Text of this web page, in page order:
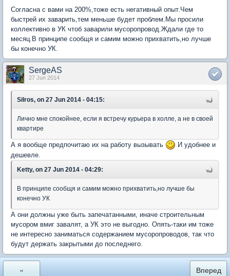
Согласна с вами на 200%,тоже есть негативный опыт.Чем
быстрей их заварить,тем меньше будет проблем.Мы просили
коллективно в УК чтоб заварили мусоропровод.Ждали где то
месяц.В принципе сообщя и самим можно прихватить,но лучше
бы конечно УК.
SergeAS
27 Jun 2014
Silros, on 27 Jun 2014 - 04:15:
Лично мне спокойнее, если я встречу курьера в холле, а не в своей
квартире
А я вообще предпочитаю их на работу вызывать
И удобнее и
дешевле.
Ketty, on 27 Jun 2014 - 04:29:
В принципе сообщя и самим можно прихватить,но лучше бы
конечно УК
А они должны уже быть запечатанными, иначе строительным
мусором вмиг завалят, а УК это не выгодно. Опять-таки им тоже
не интересно заниматься содержанием мусоропроводов, так что
будут держать закрытыми до последнего.
«
Вперед